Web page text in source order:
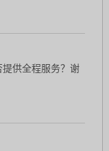
供全程服务？谢